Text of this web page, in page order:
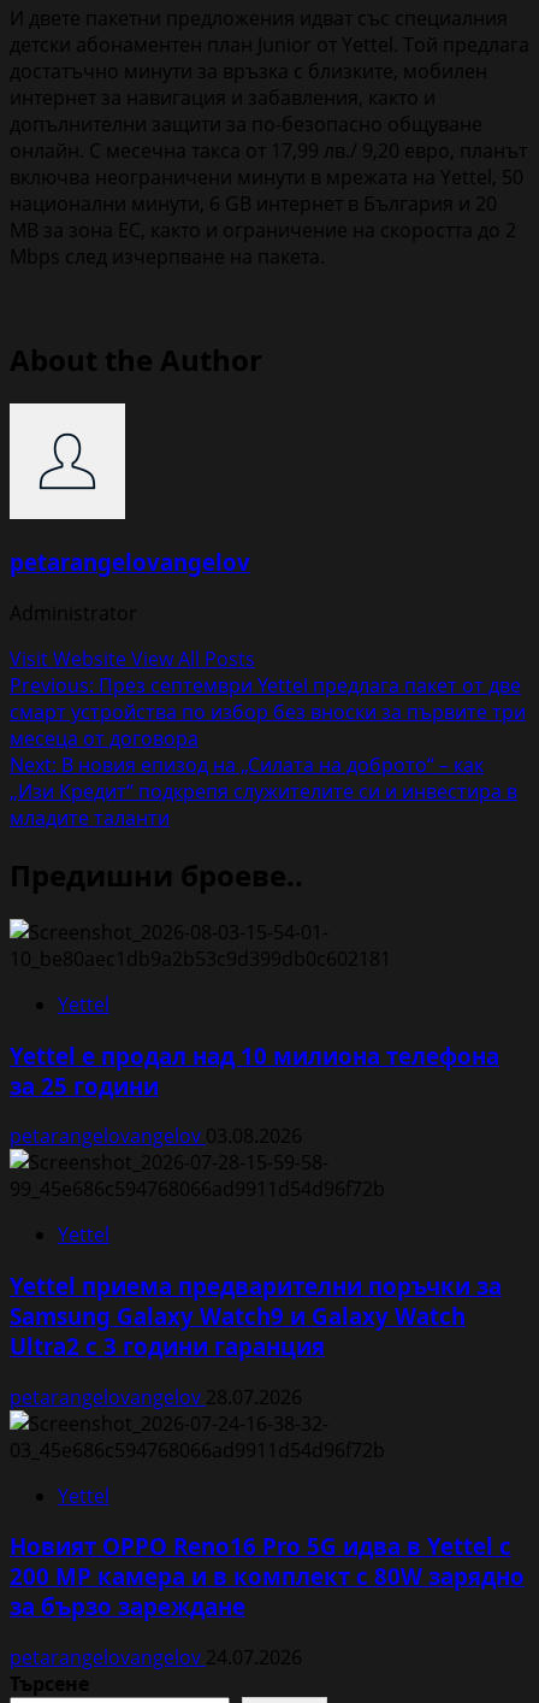
И двете пакетни предложения идват със специалния
детски абонаментен план Junior от Yettel. Той предлага
достатъчно минути за връзка с близките, мобилен
интернет за навигация и забавления, както и
допълнителни защити за по-безопасно общуване
онлайн. С месечна такса от 17,99 лв./ 9,20 евро, планът
включва неограничени минути в мрежата на Yettel, 50
национални минути, 6 GB интернет в България и 20
MB за зона ЕС, както и ограничение на скоростта до 2
Mbps след изчерпване на пакета.
About the Author
petarangelovangelov
Administrator
Visit WebsiteView All Posts
Post
navigation
Previous: През септември Yettel предлага пакет от две
смарт устройства по избор без вноски за първите три
месеца от договора
Next: В новия епизод на „Силата на доброто“ – как
„Изи Кредит“ подкрепя служителите си и инвестира в
младите таланти
Предишни броеве..
Yettel
Yettel е продал над 10 милиона телефона
за 25 години
petarangelovangelov 03.08.2026
Yettel
Yettel приема предварителни поръчки за
Samsung Galaxy Watch9 и Galaxy Watch
Ultra2 с 3 години гаранция
petarangelovangelov 28.07.2026
Yettel
Новият OPPO Reno16 Pro 5G идва в Yettel с
200 MP камера и в комплект с 80W зарядно
за бързо зареждане
petarangelovangelov 24.07.2026
Търсене